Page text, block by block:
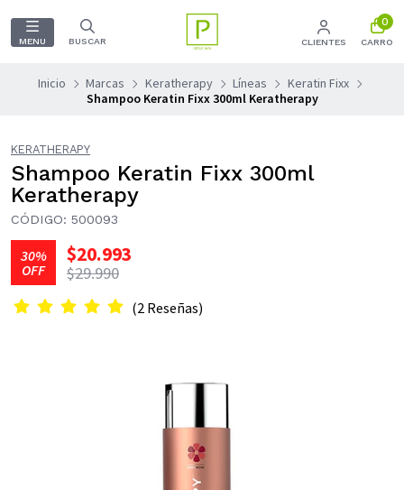
MENU BUSCAR CLIENTES
0
CARRO
Inicio Marcas Keratherapy Líneas
Keratin Fixx
Shampoo Keratin Fixx 300ml Keratherapy
KERATHERAPY
Shampoo Keratin Fixx 300ml
Keratherapy
CÓDIGO: 500093
30%
OFF
$20.993
$29.990
(2 Reseñas)